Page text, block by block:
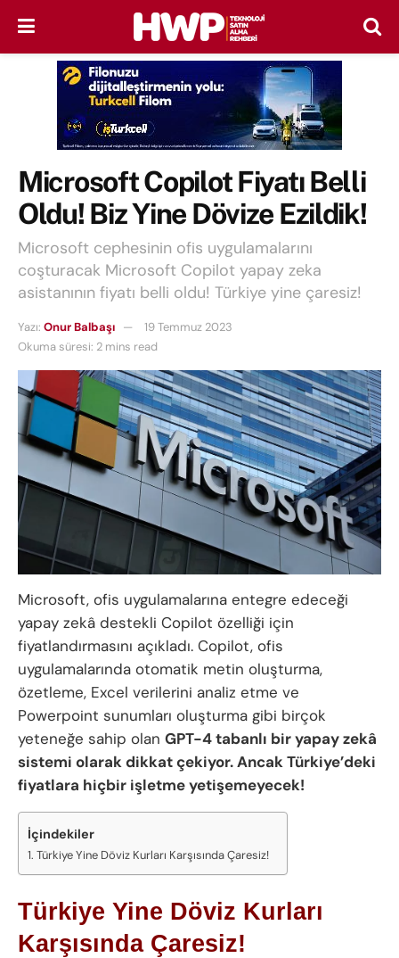
Microsoft Copilot Fiyatı Belli
Oldu! Biz Yine Dövize Ezildik!
Microsoft cephesinin ofis uygulamalarını
coşturacak Microsoft Copilot yapay zeka
asistanının fiyatı belli oldu! Türkiye yine çaresiz!
Yazı: Onur Balbaşı
19 Temmuz 2023
Okuma süresi: 2 mins read
Microsoft, ofis uygulamalarına entegre edeceği
yapay zekâ destekli Copilot özelliği için
fiyatlandırmasını açıkladı. Copilot, ofis
uygulamalarında otomatik metin oluşturma,
özetleme, Excel verilerini analiz etme ve
Powerpoint sunumları oluşturma gibi birçok
yeteneğe sahip olan GPT-4 tabanlı bir yapay zekâ
sistemi olarak dikkat çekiyor. Ancak Türkiye’deki
fiyatlara hiçbir işletme yetişemeyecek!
İçindekiler
Türkiye Yine Döviz Kurları Karşısında Çaresiz!
Türkiye Yine Döviz Kurları
Karşısında Çaresiz!